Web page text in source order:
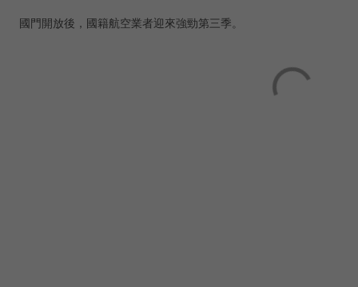
國門開放後，國籍航空業者迎來強勁第三季。